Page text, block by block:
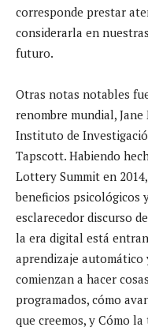
corresponde prestar
considerarla en
futuro.
Otras notas notables
renombre mundial,
Instituto de
Tapscott. Habiendo
Lottery Summit en
beneficios psicológicos
esclarecedor discurso
la era digital está
aprendizaje
comienzan a hacer
programados, cómo
que creemos, y Cómo